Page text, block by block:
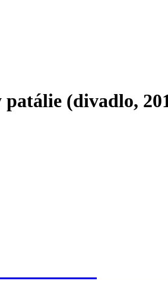
(divadlo,